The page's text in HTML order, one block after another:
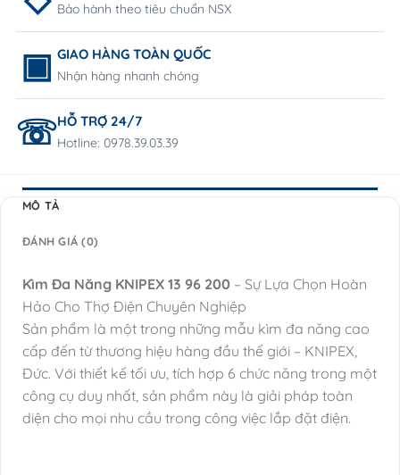
Bảo hành theo tiêu chuẩn NSX
GIAO HÀNG TOÀN QUỐC
Nhận hàng nhanh chóng
HỖ TRỢ 24/7
Hotline: 0978.39.03.39
MÔ TẢ
ĐÁNH GIÁ (0)
Kìm Đa Năng KNIPEX 13 96 200 – Sự Lựa Chọn Hoàn
Hảo Cho Thợ Điện Chuyên Nghiệp
Sản phẩm là một trong những mẫu kìm đa năng cao
cấp đến từ thương hiệu hàng đầu thế giới – KNIPEX,
Đức. Với thiết kế tối ưu, tích hợp 6 chức năng trong một
công cụ duy nhất, sản phẩm này là giải pháp toàn
diện cho mọi nhu cầu trong công việc lắp đặt điện.